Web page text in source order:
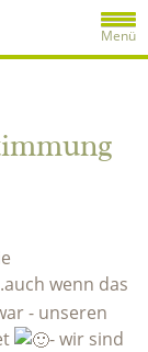
Menü
wenn das
- unseren
- wir sind